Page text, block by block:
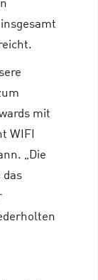
mit
WIFI
„Die
das